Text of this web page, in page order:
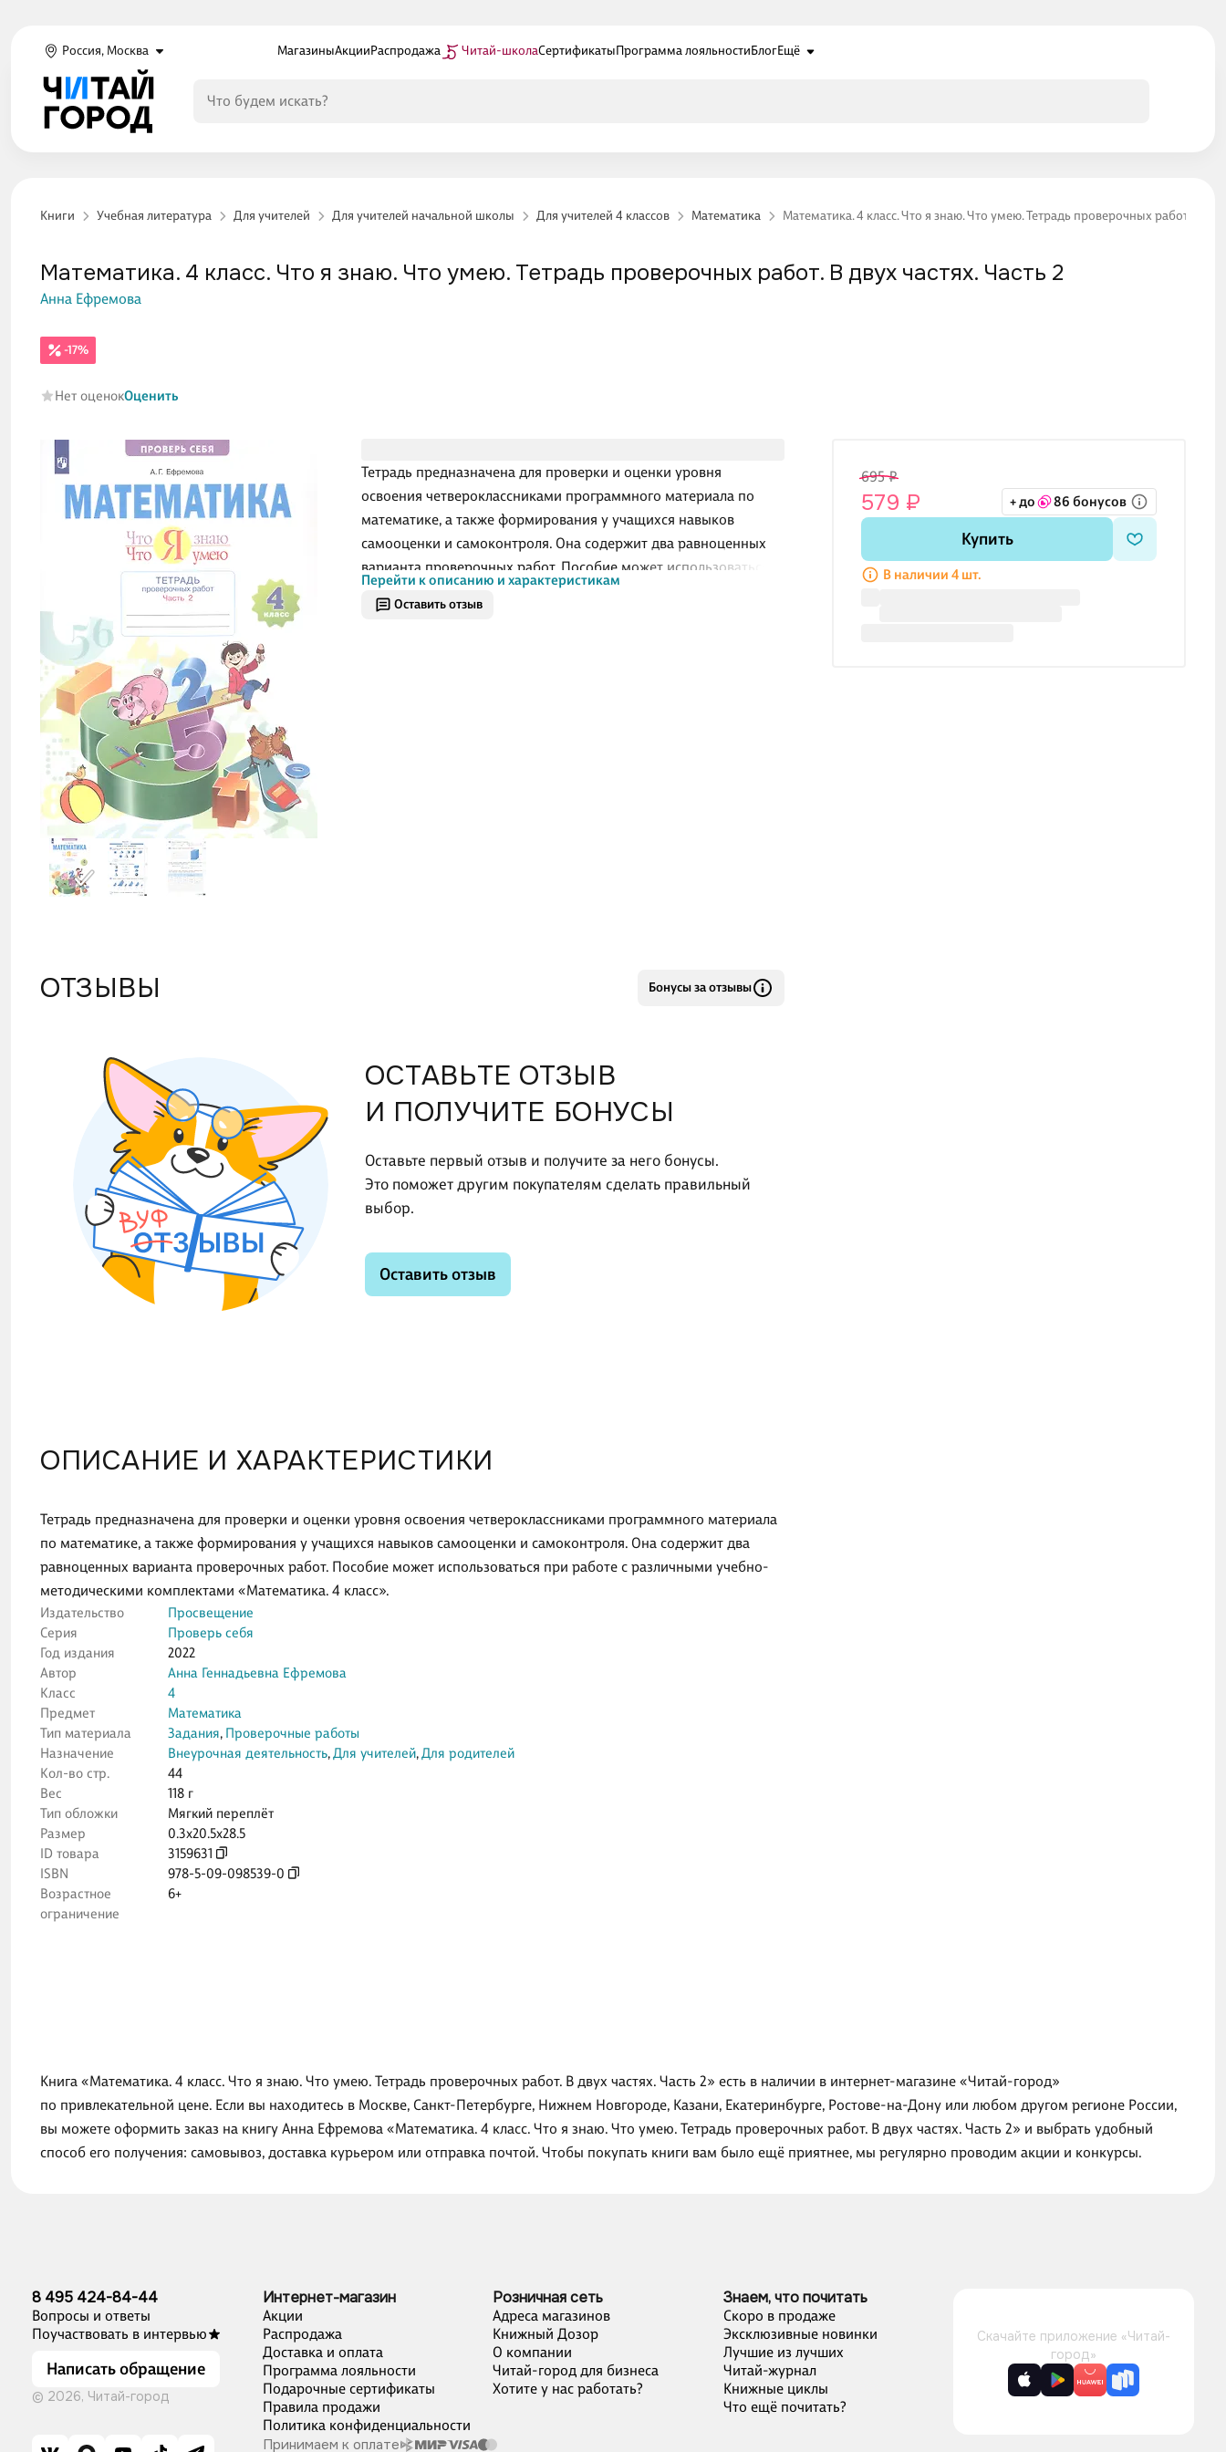
Россия, Москва МагазиныАкцииРаспродажа Читай-школаСертификатыПрограмма лояльностиБлогЕщё
Книги Учебная литература Для учителей Для учителей начальной школы Для учителей 4 классов Математика Математика. 4 класс. Что я знаю. Что умею. Тетрадь проверочных работ. В
Оставить отзыв
Тетрадь предназначена для проверки и оценки уровня
освоения четвероклассниками программного материала по
математике, а также формирования у учащихся навыков
самооценки и самоконтроля. Она содержит два равноценных
варианта проверочных работ. Пособие может использоваться
при работе с различными учебно-методическими комплектами
«Математика. 4 класс».
Перейти к описанию и характеристикам
-17%
Математика. 4 класс. Что я знаю. Что умею. Тетрадь проверочных работ. В двух частях. Часть 2
Анна Ефремова
Нет оценокОценить
695 ₽
579 ₽ + до 86 бонусов
Купить
В наличии 4 шт.
ОПИСАНИЕ И ХАРАКТЕРИСТИКИ
Тетрадь предназначена для проверки и оценки уровня освоения четвероклассниками программного материала
по математике, а также формирования у учащихся навыков самооценки и самоконтроля. Она содержит два
равноценных варианта проверочных работ. Пособие может использоваться при работе с различными учебно-
методическими комплектами «Математика. 4 класс».
Издательство
Просвещение
Серия
Проверь себя
Год издания
2022
Автор
Анна Геннадьевна Ефремова
Класс
4
Предмет
Математика
Тип материала
Задания, Проверочные работы
Назначение
Внеурочная деятельность,Для учителей,Для родителей
Кол-во стр.
44
Вес
118 г
Тип обложки
Мягкий переплёт
Размер
0.3x20.5x28.5
ID товара
3159631
ISBN
978-5-09-098539-0
Возрастное
ограничение
6+
ОТЗЫВЫ Бонусы за отзывы
ОСТАВЬТЕ ОТЗЫВ
И ПОЛУЧИТЕ БОНУСЫ
Оставьте первый отзыв и получите за него бонусы.
Это поможет другим покупателям сделать правильный
выбор.
Оставить отзыв
Книга «Математика. 4 класс. Что я знаю. Что умею. Тетрадь проверочных работ. В двух частях. Часть 2» есть в наличии в интернет-магазине «Читай-город»
по привлекательной цене. Если вы находитесь в Москве, Санкт-Петербурге, Нижнем Новгороде, Казани, Екатеринбурге, Ростове-на-Дону или любом другом регионе России,
вы можете оформить заказ на книгу Анна Ефремова «Математика. 4 класс. Что я знаю. Что умею. Тетрадь проверочных работ. В двух частях. Часть 2» и выбрать удобный
способ его получения: самовывоз, доставка курьером или отправка почтой. Чтобы покупать книги вам было ещё приятнее, мы регулярно проводим акции и конкурсы.
8 495 424-84-44
Вопросы и ответы
Поучаствовать в интервью
Написать обращение
© 2026, Читай-город
Интернет-магазин
Акции
Распродажа
Доставка и оплата
Программа лояльности
Подарочные сертификаты
Правила продажи
Политика конфиденциальности
Розничная сеть
Адреса магазинов
Книжный Дозор
О компании
Читай-город для бизнеса
Хотите у нас работать?
Знаем, что почитать
Скоро в продаже
Эксклюзивные новинки
Лучшие из лучших
Читай-журнал
Книжные циклы
Что ещё почитать?
Принимаем к оплате
Скачайте приложение «Читай-
город»